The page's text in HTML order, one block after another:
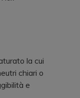
la cui
chiari o
e